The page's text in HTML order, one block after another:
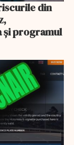
din
și programul